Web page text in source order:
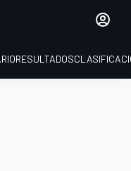
RESULTADOS